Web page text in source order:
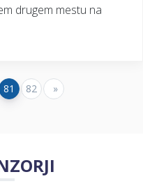
drugem mestu na
81 82 »